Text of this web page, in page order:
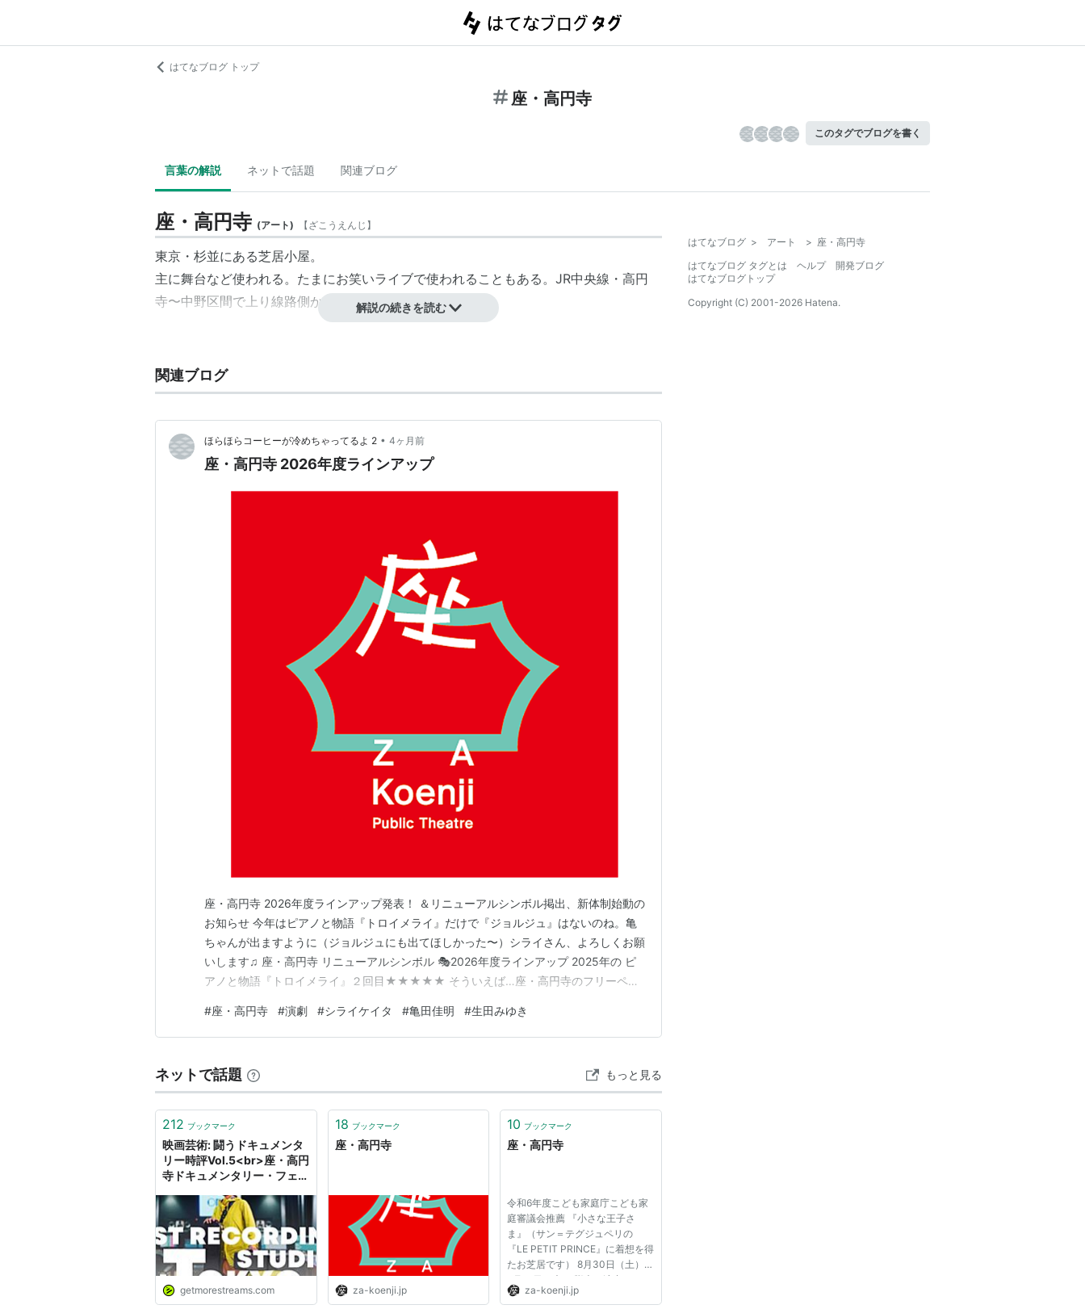
はてなブログ トップ
座・高円寺
このタグでブログを書く
言葉の解説 ネットで話題 関連ブログ
座・高円寺 (アート) 【ざこうえんじ 】
東京・杉並にある芝居小屋。
主に舞台など使われる。たまにお笑いライブで使われることもある。JR中央線・高円
寺〜中野区間で上り線路側から見ることができる。
解説の続きを読む
関連ブログ
ほらほらコーヒーが冷めちゃってるよ 2 • 4ヶ月前
座・高円寺 2026年度ラインアップ
座・高円寺 2026年度ラインアップ発表！ ＆リニューアルシンボル掲出、新体制始動の
お知らせ 今年はピアノと物語『トロイメライ』だけで『ジョルジュ』はないのね。亀
ちゃんが出ますように（ジョルジュにも出てほしかった〜）シライさん、よろしくお願
いします♫ 座・高円寺 リニューアルシンボル 🎭2026年度ラインアップ 2025年の ピ
アノと物語『トロイメライ』２回目★★★★★ そういえば…座・高円寺のフリーペー
#座・高円寺 #演劇 #シライケイタ #亀田佳明 #生田みゆき
ネットで話題 もっと見る
212 ブックマーク
映画芸術: 闘うドキュメンタ
リー時評Vol.5<br>座・高円
寺ドキュメンタリー・フェス
遊（批評家）
getmorestreams.com
18 ブックマーク
座・高円寺
za-koenji.jp
10 ブックマーク
座・高円寺
令和6年度こども家庭庁こども家
庭審議会推薦 『小さな王子さ
ま』（サン＝テグジュペリの
『LE PETIT PRINCE』に着想を得
たお芝居です） 8月30日（土）～
9月18日（木） 脚本・演出：テレ
ーサ・ルドヴィコ 翻訳・通訳：
za-koenji.jp
はてなブログ > アート > 座・高円寺
はてなブログ タグとは
ヘルプ
開発ブログ
はてなブログトップ
Copyright (C) 2001-2026 Hatena.